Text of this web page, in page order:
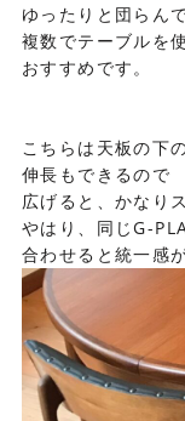
ゆったりと団らん
複数でテーブルを
おすすめです。
こちらは天板の下
伸長もできるので
広げると、かなり
やはり、同じG-
合わせると統一感